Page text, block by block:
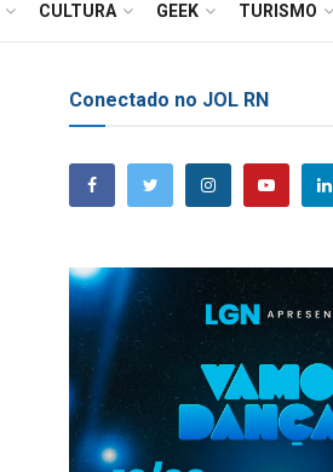
CULTURA GEEK TURISMO
Conectado no JOL RN